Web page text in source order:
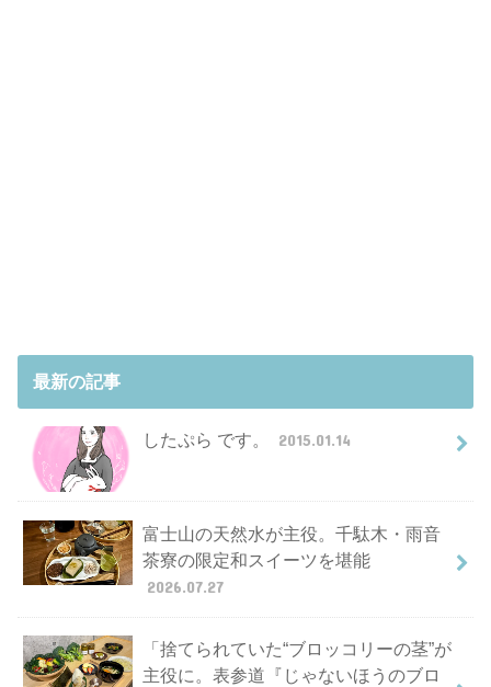
最新の記事
したぷら です。 2015.01.14
富士山の天然水が主役。千駄木・雨音
茶寮の限定和スイーツを堪能
2026.07.27
「捨てられていた“ブロッコリーの茎”が
主役に。表参道『じゃないほうのブロ